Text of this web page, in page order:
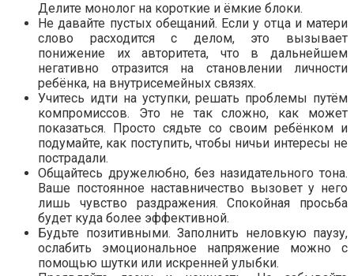
Делите монолог на короткие и ёмкие блоки.
Не давайте пустых обещаний. Если у отца и матери
слово расходится с делом, это вызывает
понижение их авторитета, что в дальнейшем
негативно отразится на становлении личности
ребёнка, на внутрисемейных связях.
Учитесь идти на уступки, решать проблемы путём
компромиссов. Это не так сложно, как может
показаться. Просто сядьте со своим ребёнком и
подумайте, как поступить, чтобы ничьи интересы не
пострадали.
Общайтесь дружелюбно, без назидательного тона.
Ваше постоянное наставничество вызовет у него
лишь чувство раздражения. Спокойная просьба
будет куда более эффективной.
Будьте позитивными. Заполнить неловкую паузу,
ослабить эмоциональное напряжение можно с
помощью шутки или искренней улыбки.